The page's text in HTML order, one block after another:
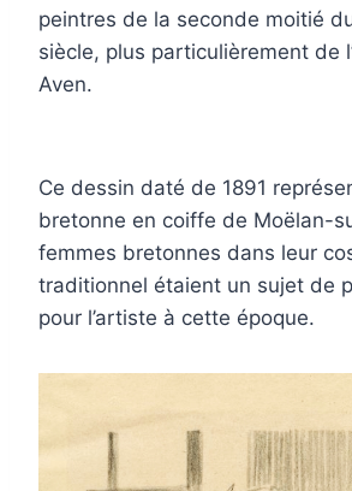
peintres de la seconde moitié
siècle, plus particulièrement de
Aven.
Ce dessin daté de 1891
bretonne en coiffe de Moëlan-
femmes bretonnes dans leur
traditionnel étaient un sujet de
pour l’artiste à cette époque.